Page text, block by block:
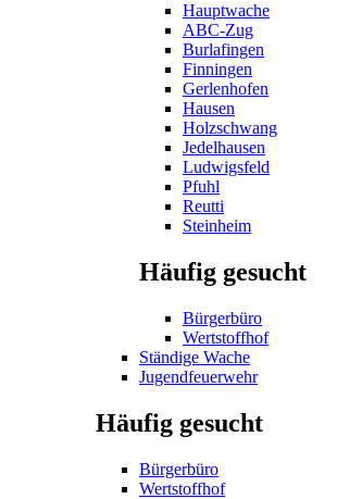
Hauptwache
ABC-Zug
Burlafingen
Finningen
Gerlenhofen
Hausen
Holzschwang
Jedelhausen
Ludwigsfeld
Pfuhl
Reutti
Steinheim
Häufig gesucht
Bürgerbüro
Wertstoffhof
Ständige Wache
Jugendfeuerwehr
Häufig gesucht
Bürgerbüro
Wertstoffhof